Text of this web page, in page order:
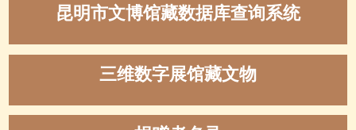
昆明市文博馆藏数据库查询系统
三维数字展馆藏文物